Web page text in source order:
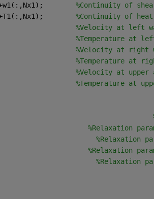
%Continuity of
%Continuity of
0; %Velocity at left
-1; %Temperature at
0; %Velocity at right
1; %Temperature at
0; %Velocity at upper
%Temperature at
%Relaxation
%Relaxation
%Relaxation
%Relaxation